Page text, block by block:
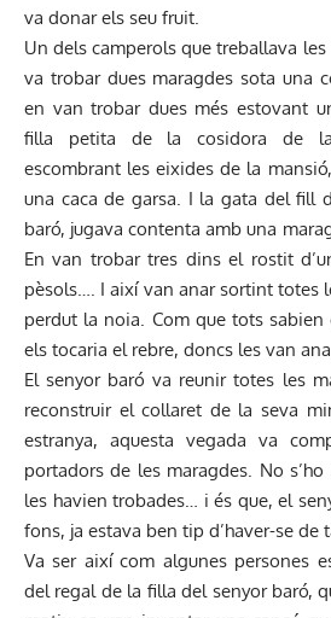
va donar els seu fruit.
Un dels camperols que treballava
va trobar dues maragdes sota una
en van trobar dues més estovant
filla petita de la cosidora de la
escombrant les eixides de la
una caca de garsa. I la gata del fill
baró, jugava contenta amb una
En van trobar tres dins el rostit
pèsols…. I així van anar sortint totes
perdut la noia. Com que tots
els tocaria el rebre, doncs les van
El senyor baró va reunir totes les
reconstruir el collaret de la seva
estranya, aquesta vegada va
portadors de les maragdes. No
les havien trobades… i és que, el
fons, ja estava ben tip d’haver-se de
Va ser així com algunes persones
del regal de la filla del senyor baró,